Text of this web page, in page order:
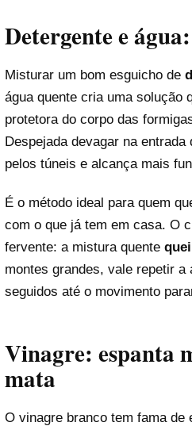
Detergente e
Misturar um bom esguicho de
água quente cria uma solução
protetora do corpo das
Despejada devagar na
pelos túneis e alcança mais
É o método ideal para quem
com o que já tem em casa. O
fervente: a mistura quente
montes grandes, vale repetir a
seguidos até o movimento
Vinagre: espanta
mata
O vinagre branco tem fama de